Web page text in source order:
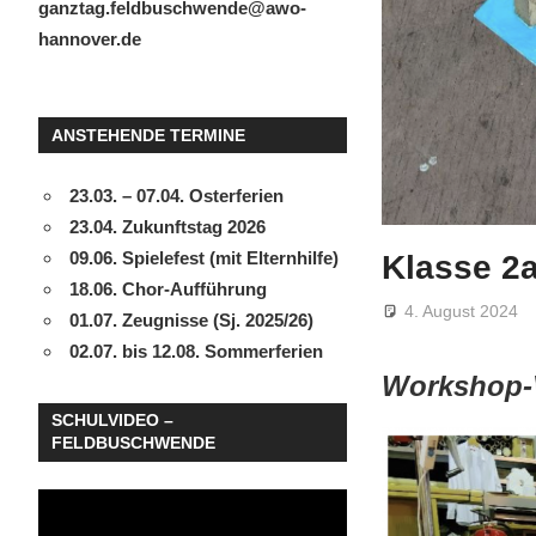
Klasse
4. August 2024
ganztag.feldbuschwende@awo-
hannover.de
ANSTEHENDE TERMINE
23.03. – 07.04. Osterferien
23.04. Zukunftstag 2026
09.06. Spielefest (mit Elternhilfe)
18.06. Chor-Aufführung
01.07. Zeugnisse (Sj. 2025/26)
02.07. bis 12.08. Sommerferien
SCHULVIDEO –
FELDBUSCHWENDE